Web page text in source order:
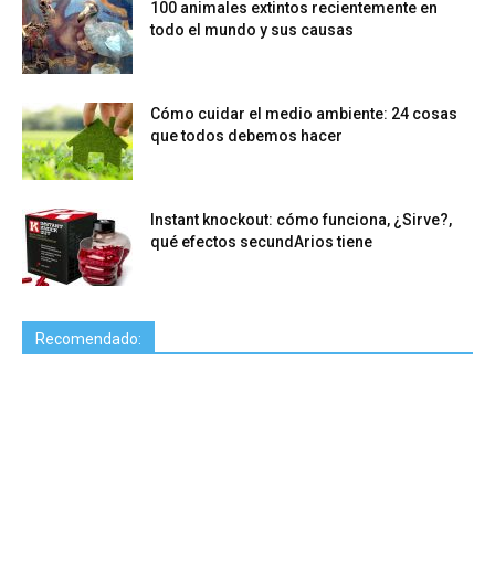
100 animales extintos recientemente en
todo el mundo y sus causas
Cómo cuidar el medio ambiente: 24 cosas
que todos debemos hacer
Instant knockout: cómo funciona, ¿Sirve?,
qué efectos secundArios tiene
Recomendado: